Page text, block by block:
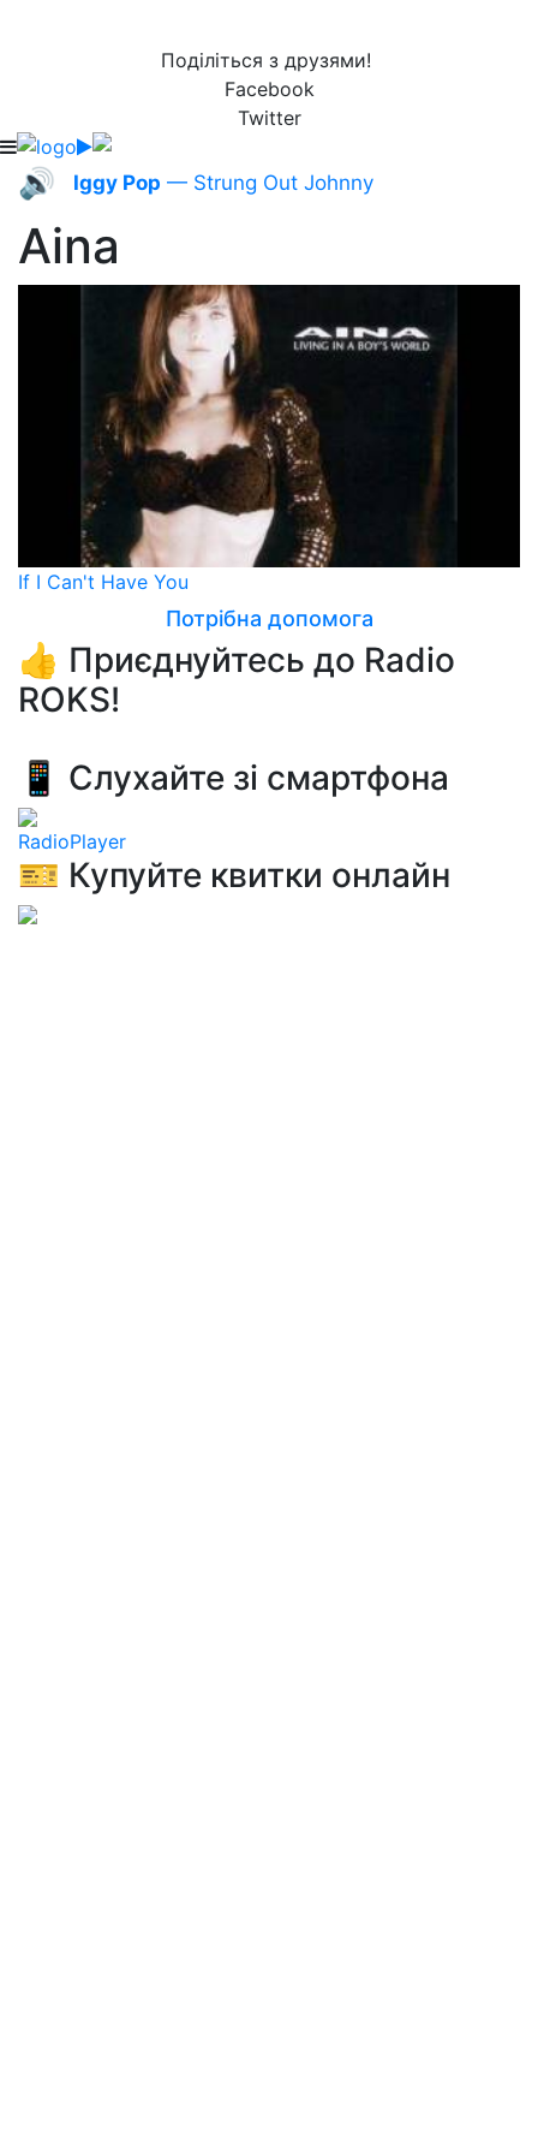
Поділіться з друзями!
Facebook
Twitter
🔊 Iggy Pop — Strung Out Johnny
Aina
If I Can't Have You
Потрібна допомога
👍 Приєднуйтесь до Radio
ROKS!
📱 Слухайте зі смартфона
RadioPlayer
🎫 Купуйте квитки онлайн